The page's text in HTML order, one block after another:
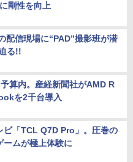
剛性を向上
配信現場に“PAD”撮影班が潜
る!!
算内。産経新聞社がAMD R
を2千台導入
ビ「TCL Q7D Pro」。圧巻の
ームが極上体験に